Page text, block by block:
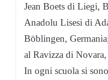
Jean Boets di Liegi,
Anadolu Lisesi di
Böblingen,
al Ravizza di
In ogni scuola si